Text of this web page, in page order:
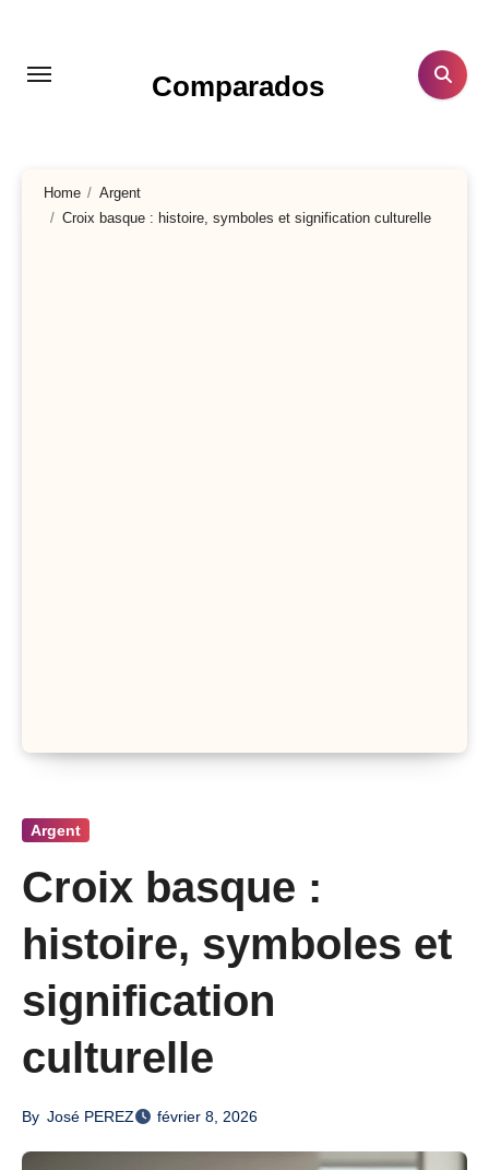
contenu
Comparados
Home
Argent
Croix basque : histoire, symboles et signification culturelle
Argent
Croix basque :
histoire, symboles et
signification
culturelle
By José PEREZ février 8, 2026